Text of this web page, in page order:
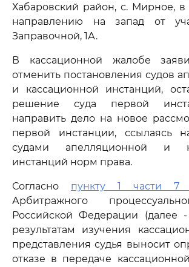
Хабаровский район, с. Мирное,
направлению на запад от
Заправочной, 1А.
В кассационной жалобе
отменить постановления судов
и кассационной инстанций,
решение суда первой
направить дело на новое
первой инстанции, ссылаясь
судами апелляционной и
инстанций норм права.
Согласно пункту 1 части 7
Арбитражного
Российской Федерации
результатам изучения
представления судья выносит
отказе в передаче